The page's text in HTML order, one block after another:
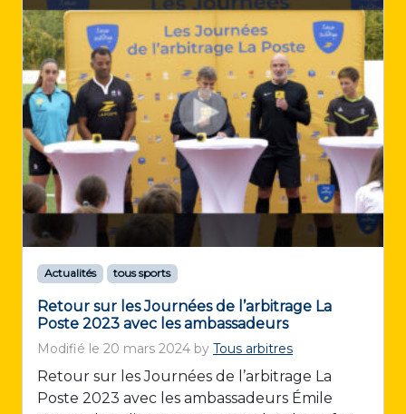
Actualités tous sports
Retour sur les Journées de l’arbitrage La
Poste 2023 avec les ambassadeurs
Modifié le 20 mars 2024 by Tous arbitres
Retour sur les Journées de l’arbitrage La
Poste 2023 avec les ambassadeurs Émile